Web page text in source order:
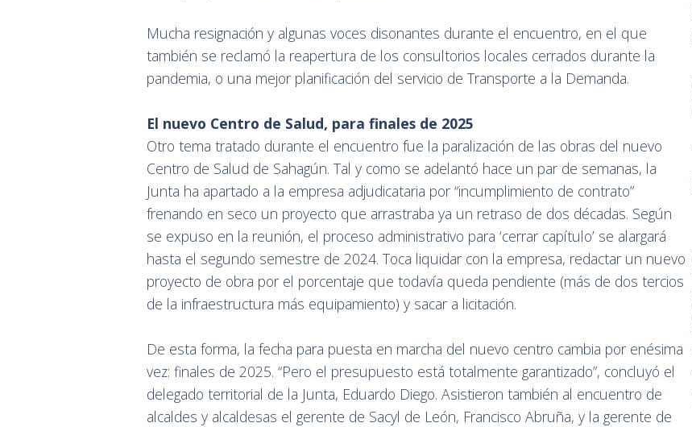
Mucha resignación y algunas voces disonantes durante el encuentro, en el que
también se reclamó la reapertura de los consultorios locales cerrados durante la
pandemia, o una mejor planificación del servicio de Transporte a la Demanda.
El nuevo Centro de Salud, para finales de 2025
Otro tema tratado durante el encuentro fue la paralización de las obras del nuevo
Centro de Salud de Sahagún. Tal y como se adelantó hace un par de semanas, la
Junta ha apartado a la empresa adjudicataria por “incumplimiento de contrato”
frenando en seco un proyecto que arrastraba ya un retraso de dos décadas. Según
se expuso en la reunión, el proceso administrativo para ‘cerrar capítulo’ se alargará
hasta el segundo semestre de 2024. Toca liquidar con la empresa, redactar un nuevo
proyecto de obra por el porcentaje que todavía queda pendiente (más de dos tercios
de la infraestructura más equipamiento) y sacar a licitación.
De esta forma, la fecha para puesta en marcha del nuevo centro cambia por enésima
vez: finales de 2025. “Pero el presupuesto está totalmente garantizado”, concluyó el
delegado territorial de la Junta, Eduardo Diego. Asistieron también al encuentro de
alcaldes y alcaldesas el gerente de Sacyl de León, Francisco Abruña, y la gerente de